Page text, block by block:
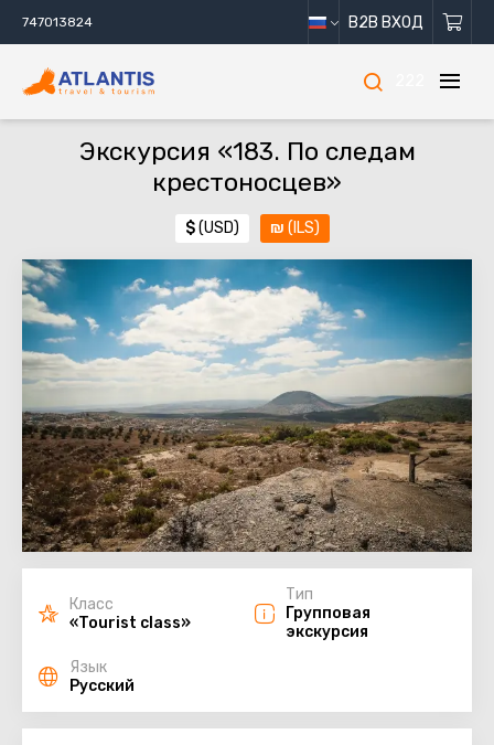
747013824 B2B ВХОД
Экскурсия «183. По следам
крестоносцев»
$(USD) ₪ (ILS)
Класс
«Tourist class»
Тип
Групповая
экскурсия
Язык
Русский